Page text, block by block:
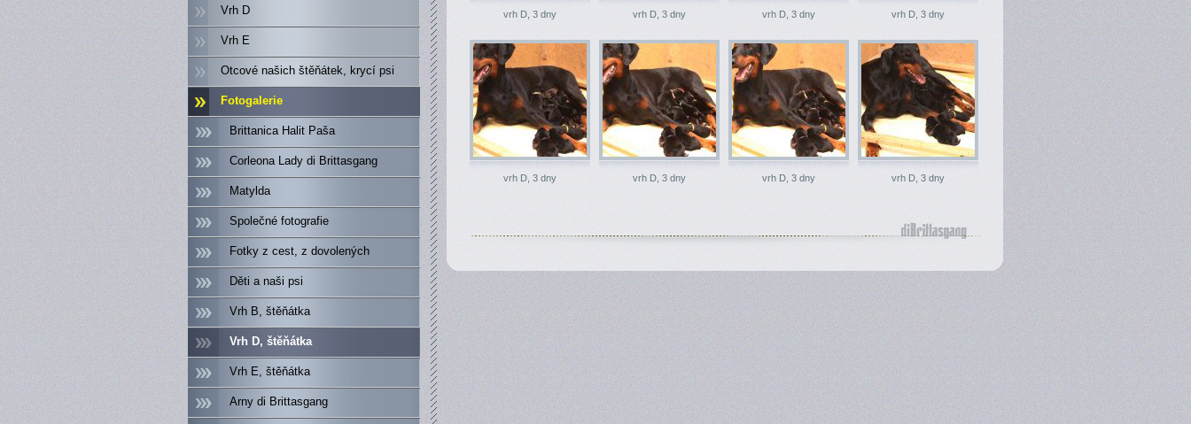
Vrh D
Vrh E
Otcové našich štěňátek, krycí psi
Fotogalerie
Brittanica Halit Paša
Corleona Lady di Brittasgang
Matylda
Společné fotografie
Fotky z cest, z dovolených
Děti a naši psi
Vrh B, štěňátka
Vrh D, štěňátka
Vrh E, štěňátka
Arny di Brittasgang
vrh D, 3 dny vrh D, 3 dny vrh D, 3 dny vrh D, 3 dny
vrh D, 3 dny vrh D, 3 dny vrh D, 3 dny vrh D, 3 dny